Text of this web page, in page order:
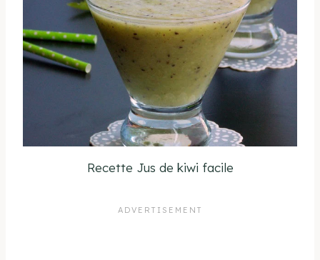
Recette Jus de kiwi facile